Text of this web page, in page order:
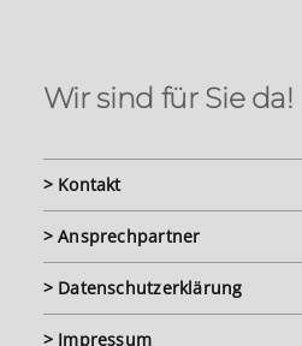
Wir sind für Sie da!
> Kontakt
> Ansprechpartner
> Datenschutzerklärung
> Impressum